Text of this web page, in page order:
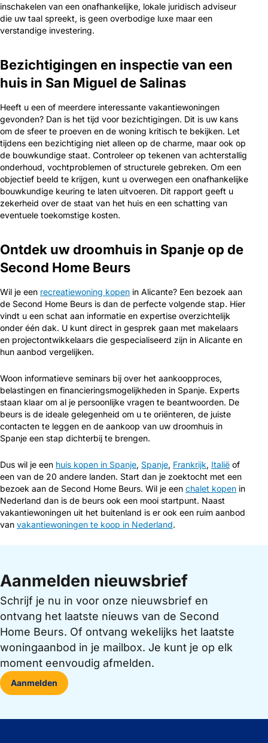
inschakelen van een onafhankelijke, lokale juridisch adviseur
die uw taal spreekt, is geen overbodige luxe maar een
verstandige investering.
Bezichtigingen en inspectie van een
huis in San Miguel de Salinas
Heeft u een of meerdere interessante vakantiewoningen
gevonden? Dan is het tijd voor bezichtigingen. Dit is uw kans
om de sfeer te proeven en de woning kritisch te bekijken. Let
tijdens een bezichtiging niet alleen op de charme, maar ook op
de bouwkundige staat. Controleer op tekenen van achterstallig
onderhoud, vochtproblemen of structurele gebreken. Om een
objectief beeld te krijgen, kunt u overwegen een onafhankelijke
bouwkundige keuring te laten uitvoeren. Dit rapport geeft u
zekerheid over de staat van het huis en een schatting van
eventuele toekomstige kosten.
Ontdek uw droomhuis in Spanje op de
Second Home Beurs
Wil je een recreatiewoning kopen in Alicante? Een bezoek aan
de Second Home Beurs is dan de perfecte volgende stap. Hier
vindt u een schat aan informatie en expertise overzichtelijk
onder één dak. U kunt direct in gesprek gaan met makelaars
en projectontwikkelaars die gespecialiseerd zijn in Alicante en
hun aanbod vergelijken.
Woon informatieve seminars bij over het aankoopproces,
belastingen en financieringsmogelijkheden in Spanje. Experts
staan klaar om al je persoonlijke vragen te beantwoorden. De
beurs is de ideale gelegenheid om u te oriënteren, de juiste
contacten te leggen en de aankoop van uw droomhuis in
Spanje een stap dichterbij te brengen.
Dus wil je een huis kopen in Spanje, Spanje, Frankrijk, Italië of
een van de 20 andere landen. Start dan je zoektocht met een
bezoek aan de Second Home Beurs. Wil je een chalet kopen in
Nederland dan is de beurs ook een mooi startpunt. Naast
vakantiewoningen uit het buitenland is er ook een ruim aanbod
van vakantiewoningen te koop in Nederland.
Aanmelden nieuwsbrief
Schrijf je nu in voor onze nieuwsbrief en
ontvang het laatste nieuws van de Second
Home Beurs. Of ontvang wekelijks het laatste
woningaanbod in je mailbox. Je kunt je op elk
moment eenvoudig afmelden.
Aanmelden